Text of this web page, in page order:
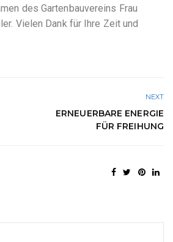
des Gartenbauvereins Frau
Vielen Dank für Ihre Zeit und
NEXT
ERNEUERBARE ENERGIE
FÜR FREIHUNG